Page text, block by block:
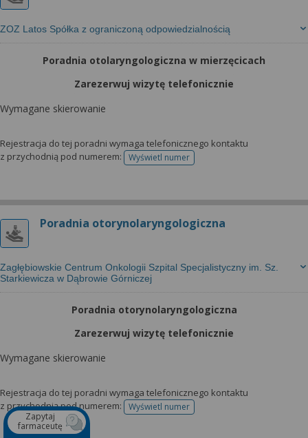
ZOZ Latos Spółka z ograniczoną odpowiedzialnością
Poradnia otolaryngologiczna w mierzęcicach
Zarezerwuj wizytę telefonicznie
Wymagane skierowanie
Rejestracja do tej poradni wymaga telefonicznego kontaktu
z przychodnią pod numerem:
Wyświetl numertelefonu do rejestracji
Poradnia otorynolaryngologiczna
Zagłębiowskie Centrum Onkologii Szpital Specjalistyczny im. Sz.
Starkiewicza w Dąbrowie Górniczej
Poradnia otorynolaryngologiczna
Zarezerwuj wizytę telefonicznie
Wymagane skierowanie
Rejestracja do tej poradni wymaga telefonicznego kontaktu
z przychodnią pod numerem:
Wyświetl numertelefonu do rejestracji
Zapytaj
farmaceutę